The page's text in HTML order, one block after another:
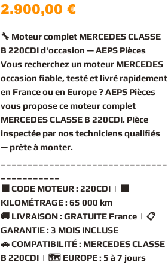
2.900,00 €Pris
🔧 Moteur complet MERCEDES CLASSE
B 220CDI d'occasion — AEPS Pièces
Vous recherchez un moteur MERCEDES
occasion fiable, testé et livré rapidement
en France ou en Europe ? AEPS Pièces
vous propose ce moteur complet
MERCEDES CLASSE B 220CDI. Pièce
inspectée par nos techniciens qualifiés
— prête à monter.
🟧CODE MOTEUR : 220CDI | 🟧
KILOMÉTRAGE : 65 000 km
🚚 LIVRAISON : GRATUITE France | 📋
GARANTIE : 3 MOIS INCLUSE
🚗COMPATIBILITÉ : MERCEDES CLASSE
B 220CDI | 🗺️ EUROPE : 5 à 7 jours